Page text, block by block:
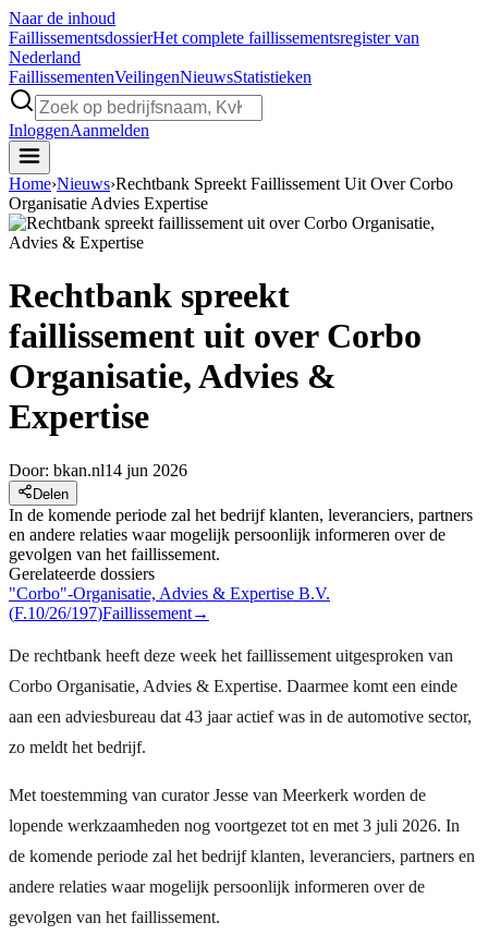
Naar de inhoud
FaillissementsdossierHet complete faillissementsregister van
Nederland
FaillissementenVeilingenNieuwsStatistieken
InloggenAanmelden
Home›Nieuws›Rechtbank Spreekt Faillissement Uit Over Corbo
Organisatie Advies Expertise
Rechtbank spreekt
faillissement uit over Corbo
Organisatie, Advies &
Expertise
Door: bkan.nl14 jun 2026
Delen
In de komende periode zal het bedrijf klanten, leveranciers, partners
en andere relaties waar mogelijk persoonlijk informeren over de
gevolgen van het faillissement.
Gerelateerde dossiers
"Corbo"-Organisatie, Advies & Expertise B.V.
(F.10/26/197)Faillissement→
De rechtbank heeft deze week het faillissement uitgesproken van
Corbo Organisatie, Advies & Expertise. Daarmee komt een einde
aan een adviesbureau dat 43 jaar actief was in de automotive sector,
zo meldt het bedrijf.
Met toestemming van curator Jesse van Meerkerk worden de
lopende werkzaamheden nog voortgezet tot en met 3 juli 2026. In
de komende periode zal het bedrijf klanten, leveranciers, partners en
andere relaties waar mogelijk persoonlijk informeren over de
gevolgen van het faillissement.